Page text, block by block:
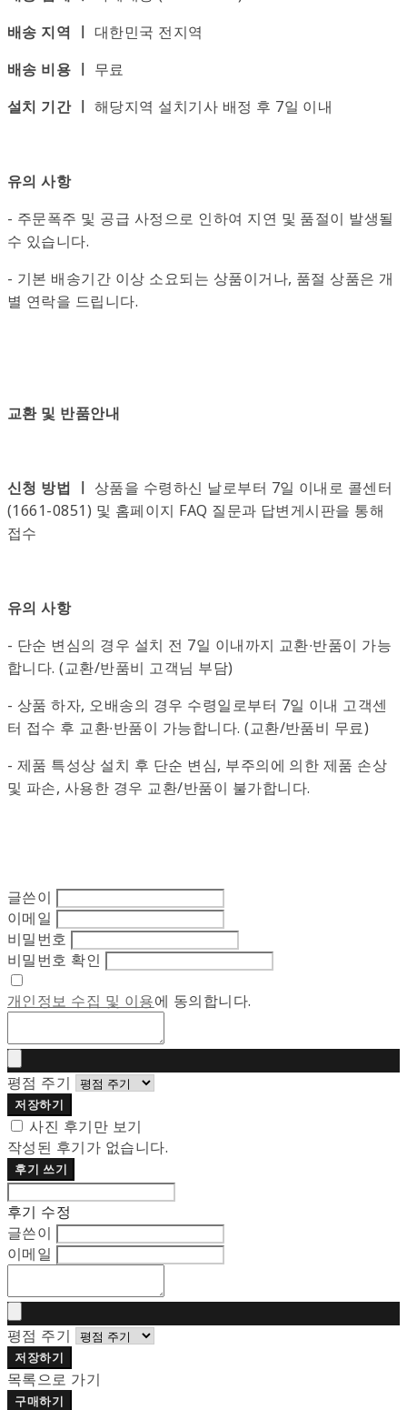
배송 지역 ㅣ 대한민국 전지역
배송 비용 ㅣ 무료
설치 기간 ㅣ 해당지역 설치기사 배정 후 7일 이내
유의 사항
- 주문폭주 및 공급 사정으로 인하여 지연 및 품절이 발생될
수 있습니다.
- 기본 배송기간 이상 소요되는 상품이거나, 품절 상품은 개
별 연락을 드립니다.
교환 및 반품안내
신청 방법 ㅣ 상품을 수령하신 날로부터 7일 이내로 콜센터
(1661-0851) 및 홈페이지 FAQ 질문과 답변게시판을 통해
접수
유의 사항
- 단순 변심의 경우 설치 전 7일 이내까지 교환∙반품이 가능
합니다. (교환/반품비 고객님 부담)
- 상품 하자, 오배송의 경우 수령일로부터 7일 이내 고객센
터 접수 후 교환∙반품이 가능합니다. (교환/반품비 무료)
- 제품 특성상 설치 후 단순 변심, 부주의에 의한 제품 손상
및 파손, 사용한 경우 교환/반품이 불가합니다.
글쓴이
이메일
비밀번호
비밀번호 확인
개인정보 수집 및 이용에 동의합니다.
평점 주기
저장하기
사진 후기만 보기
작성된 후기가 없습니다.
후기 쓰기
후기 수정
글쓴이
이메일
평점 주기
저장하기
목록으로 가기
구매하기